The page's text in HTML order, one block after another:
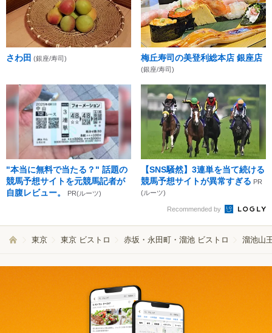
さわ田 (銀座/寿司) 梅丘寿司の美登利総本店 銀座店
(銀座/寿司)
"本当に無料で当たる？" 話題の
競馬予想サイトを元競馬記者が
自腹レビュー。
PR(ルーツ)
【SNS騒然】3連単を当て続ける
競馬予想サイトが異常すぎる PR
(ルーツ)
Recommended by
東京 東京 ビストロ 赤坂・永田町・溜池 ビストロ 溜池山